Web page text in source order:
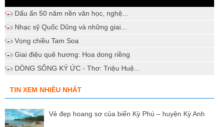
Dấu ấn 50 năm nền văn học, nghệ...
Nhạc sỹ Quốc Dũng và những giai...
Vọng chiều Tam Soa
Giai điệu quê hương: Hoa dong riềng
DÒNG SÔNG KÝ ỨC - Thơ: Triệu Huệ...
TIN XEM NHIỀU NHẤT
Vẻ đẹp hoang sơ của biển Kỳ Phú – huyện Kỳ Anh